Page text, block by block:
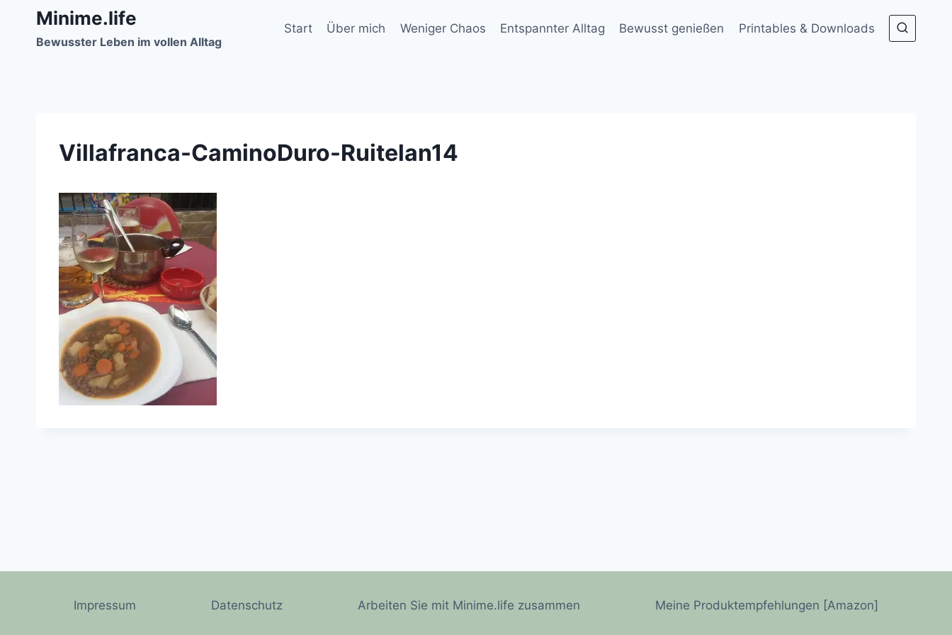
springen
Minime.life
Bewusster Leben im vollen Alltag
Start Über mich Weniger Chaos Entspannter Alltag Bewusst genießen Printables & Downloads
Villafranca-CaminoDuro-Ruitelan14
Impressum Datenschutz Arbeiten Sie mit Minime.life zusammen Meine Produktempfehlungen [Amazon]